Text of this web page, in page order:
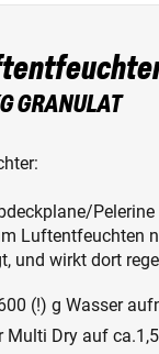
GRANULAT
Luftentfeuchten
und wirkt dort
(!) g Wasser
Multi Dry auf